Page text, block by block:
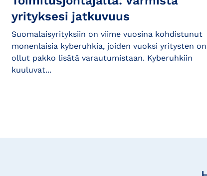
yrityksesi jatkuvuus
Suomalaisyrityksiin on viime vuosina kohdistunut
monenlaisia kyberuhkia, joiden vuoksi yritysten on
ollut pakko lisätä varautumistaan. Kyberuhkiin
kuuluvat...